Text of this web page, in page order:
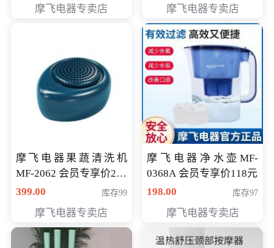
摩飞电器专卖店 摩飞电器专卖店
摩飞电器果蔬清洗机
MF-2062 会员专享价268
元
399.00 库存99
摩飞电器专卖店
摩飞电器净水壶MF-
0368A 会员专享价118元
198.00
库存97
摩飞电器专卖店